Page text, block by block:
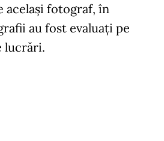
același fotograf, în
au fost evaluați pe
lucrări.